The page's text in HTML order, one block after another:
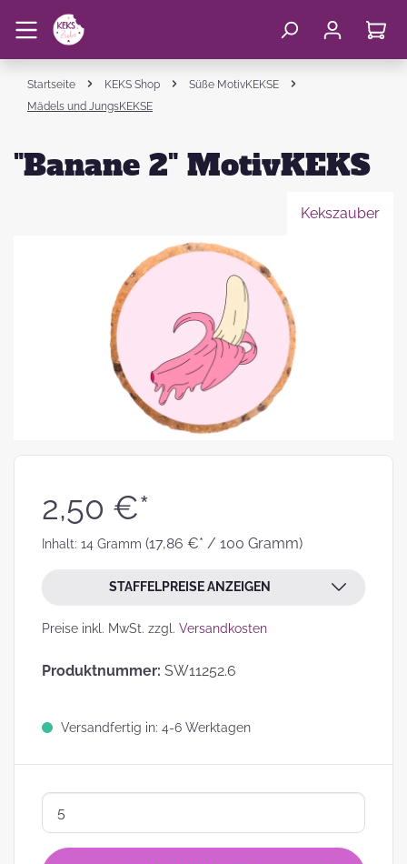
Startseite KEKS Shop
Süße MotivKEKSE
Mädels und JungsKEKSE
"Banane 2" MotivKEKS
Kekszauber
2,50 €*
Inhalt: 14 Gramm (17,86 €* / 100 Gramm)
STAFFELPREISE ANZEIGEN
Preise inkl. MwSt. zzgl. Versandkosten
Produktnummer: SW11252.6
Versandfertig in: 4-6 Werktagen